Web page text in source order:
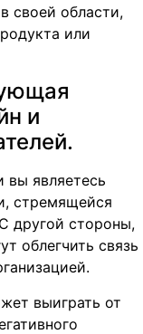
своей области,
или
и
являетесь
стремящейся
другой стороны,
облегчить связь
выиграть от